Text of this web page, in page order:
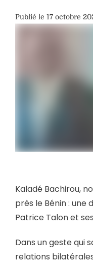
Publié le 17 octobre
Kaladé Bachirou,
près le Bénin : une
Patrice Talon et
Dans un geste qui
relations